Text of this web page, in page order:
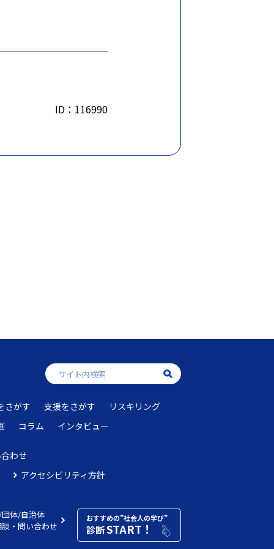
ID：116990
さがす 支援をさがす
リスキリング
コラム インタビュー
わせ
アクセシビリティ方針
体/自治体
・問い合わせ
おすすめの”社会人の学び”
診断START！